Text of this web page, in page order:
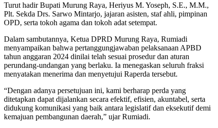
Turut hadir Bupati Murung Raya, Heriyus M. Yoseph, S.E., M.M.,
Plt. Sekda Drs. Sarwo Mintarjo, jajaran asisten, staf ahli, pimpinan
OPD, serta tokoh agama dan tokoh adat setempat.
Dalam sambutannya, Ketua DPRD Murung Raya, Rumiadi
menyampaikan bahwa pertanggungjawaban pelaksanaan APBD
tahun anggaran 2024 dinilai telah sesuai prosedur dan aturan
perundang-undangan yang berlaku. Ia menegaskan seluruh fraksi
menyatakan menerima dan menyetujui Raperda tersebut.
“Dengan adanya persetujuan ini, kami berharap perda yang
ditetapkan dapat dijalankan secara efektif, efisien, akuntabel, serta
didukung komunikasi yang baik antara legislatif dan eksekutif demi
kemajuan pembangunan daerah,” ujar Rumiadi.